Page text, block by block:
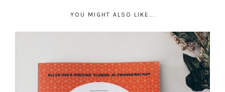
YOU MIGHT ALSO LIKE...